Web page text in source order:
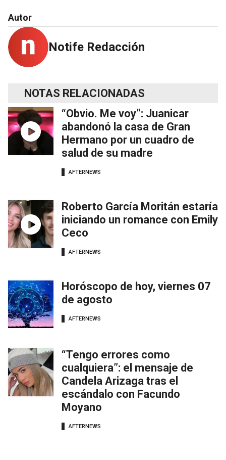
Autor
Notife Redacción
NOTAS RELACIONADAS
“Obvio. Me voy”: Juanicar
abandonó la casa de Gran
Hermano por un cuadro de
salud de su madre
AFTERNEWS
Roberto García Moritán estaría
iniciando un romance con Emily
Ceco
AFTERNEWS
Horóscopo de hoy, viernes 07
de agosto
AFTERNEWS
“Tengo errores como
cualquiera”: el mensaje de
Candela Arizaga tras el
escándalo con Facundo
Moyano
AFTERNEWS